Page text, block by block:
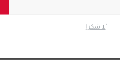
ًلا شكرا